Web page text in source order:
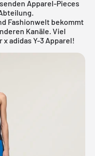
Apparel-Pieces
.
Fashionwelt bekommt
Kanäle. Viel
adidas Y-3 Apparel!